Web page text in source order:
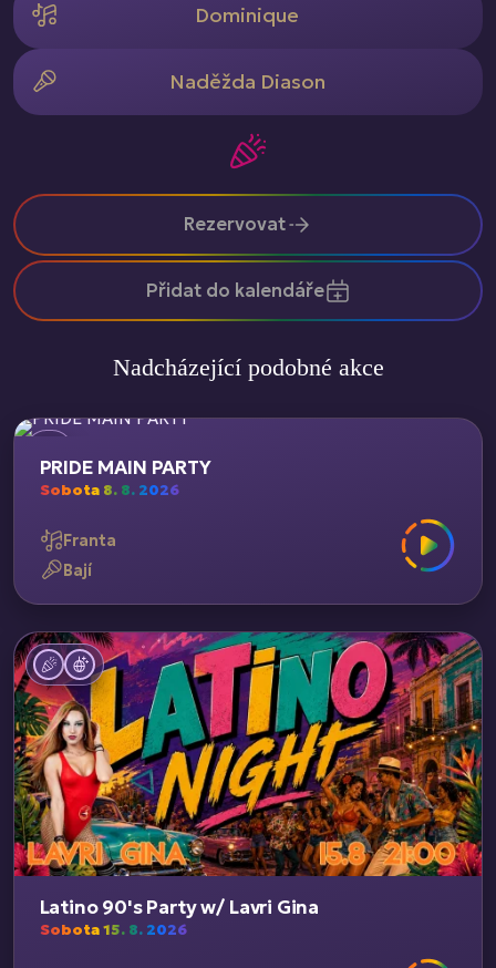
Dominique
Naděžda Diason
Rezervovat
Přidat do kalendáře
Nadcházející podobné akce
PRIDE MAIN PARTY
Sobota 8. 8. 2026
Franta
Bají
Latino 90's Party w/ Lavri Gina
Sobota 15. 8. 2026